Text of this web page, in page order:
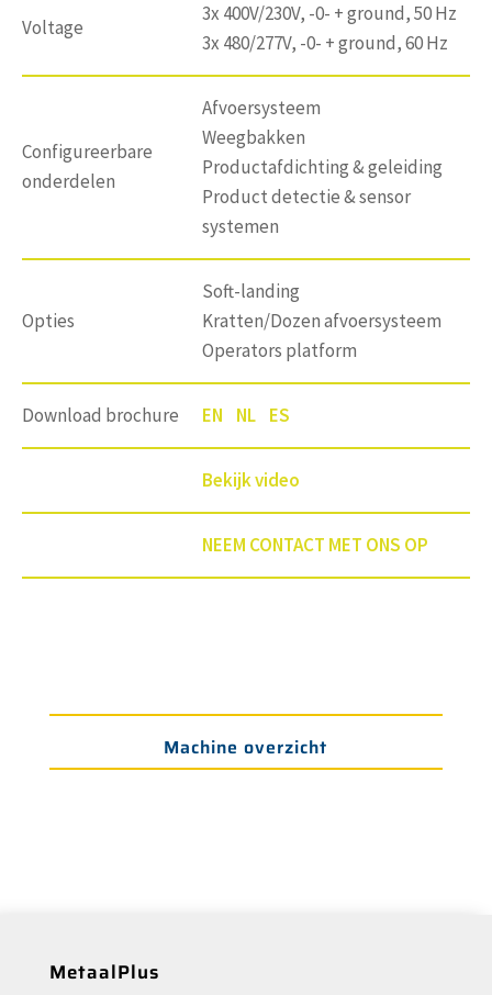
Voltage
3x 400V/230V, -0- + ground, 50 Hz
3x 480/277V, -0- + ground, 60 Hz
Configureerbare
onderdelen
Afvoersysteem
Weegbakken
Productafdichting & geleiding
Product detectie & sensor
systemen
Opties
Soft-landing
Kratten/Dozen afvoersysteem
Operators platform
Download brochure EN NL ES
Bekijk video
NEEM CONTACT MET ONS OP
Machine overzicht
MetaalPlus